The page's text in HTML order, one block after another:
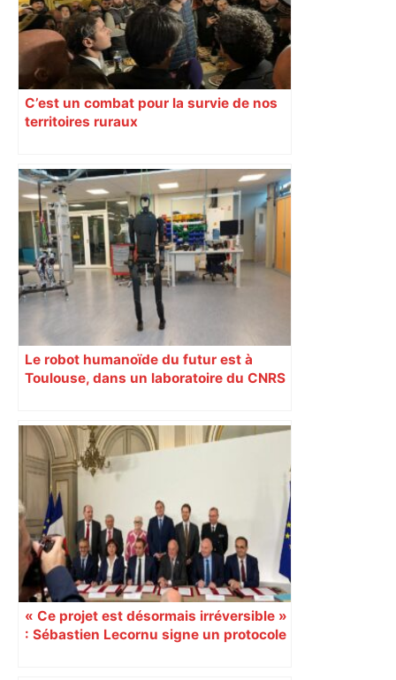
postes" – ladepeche.fr
C’est un combat pour la survie de nos
territoires ruraux
Le robot humanoïde du futur est à
Toulouse, dans un laboratoire du CNRS
« Ce projet est désormais irréversible »
: Sébastien Lecornu signe un protocole